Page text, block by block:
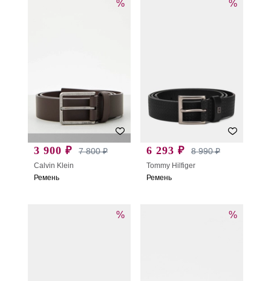
%
3 900 ₽ 7 800 ₽
Calvin Klein
Ремень
%
6 293 ₽ 8 990 ₽
Tommy Hilfiger
Ремень
% %